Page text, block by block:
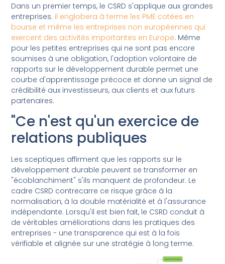
Dans un premier temps, le CSRD s'applique aux grandes
entreprises. il englobera à terme les PME cotées en
bourse et même les entreprises non européennes qui
exercent des activités importantes en Europe. Même
pour les petites entreprises qui ne sont pas encore
soumises à une obligation, l'adoption volontaire de
rapports sur le développement durable permet une
courbe d'apprentissage précoce et donne un signal de
crédibilité aux investisseurs, aux clients et aux futurs
partenaires.
"Ce n'est qu'un exercice de
relations publiques
Les sceptiques affirment que les rapports sur le
développement durable peuvent se transformer en
"écoblanchiment" s'ils manquent de profondeur. Le
cadre CSRD contrecarre ce risque grâce à la
normalisation, à la double matérialité et à l'assurance
indépendante. Lorsqu'il est bien fait, le CSRD conduit à
de véritables améliorations dans les pratiques des
entreprises - une transparence qui est à la fois
vérifiable et alignée sur une stratégie à long terme.